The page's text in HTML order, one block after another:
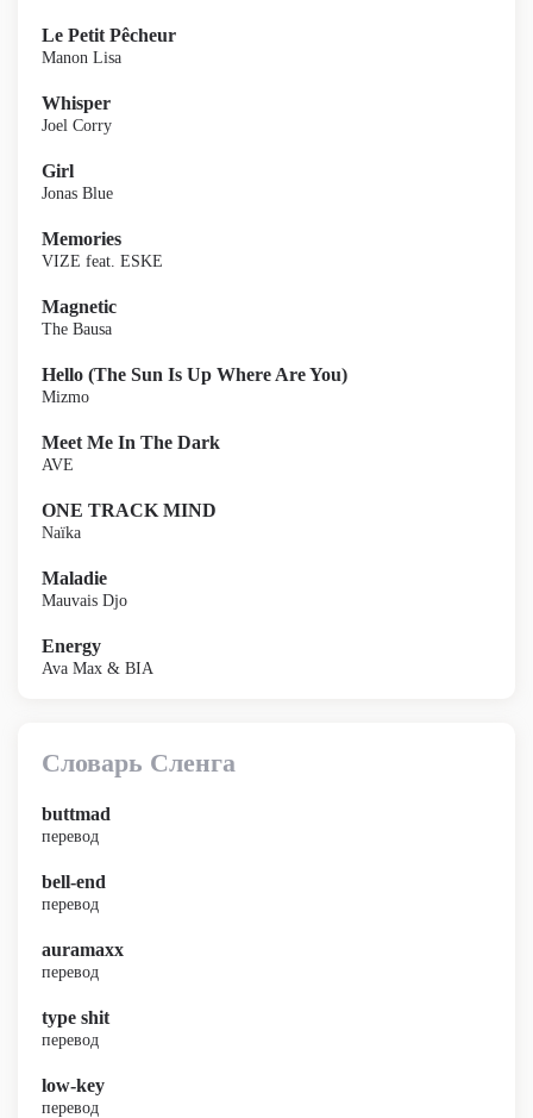
Le Petit Pêcheur
Manon Lisa
Whisper
Joel Corry
Girl
Jonas Blue
Memories
VIZE feat. ESKE
Magnetic
The Bausa
Hello (The Sun Is Up Where Are You)
Mizmo
Meet Me In The Dark
AVE
ONE TRACK MIND
Naïka
Maladie
Mauvais Djo
Energy
Ava Max & BIA
Словарь Сленга
buttmad
перевод
bell-end
перевод
auramaxx
перевод
type shit
перевод
low-key
перевод